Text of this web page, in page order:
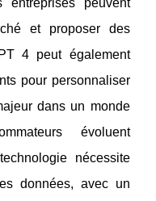
et proposer des
4 peut également
pour personnaliser
dans un monde
évoluent
nécessite
données, avec un